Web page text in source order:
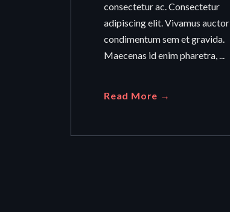
consectetur ac. Consectetur
adipiscing elit. Vivamus auctor
condimentum sem et gravida.
Maecenas id enim pharetra, ...
Read More →